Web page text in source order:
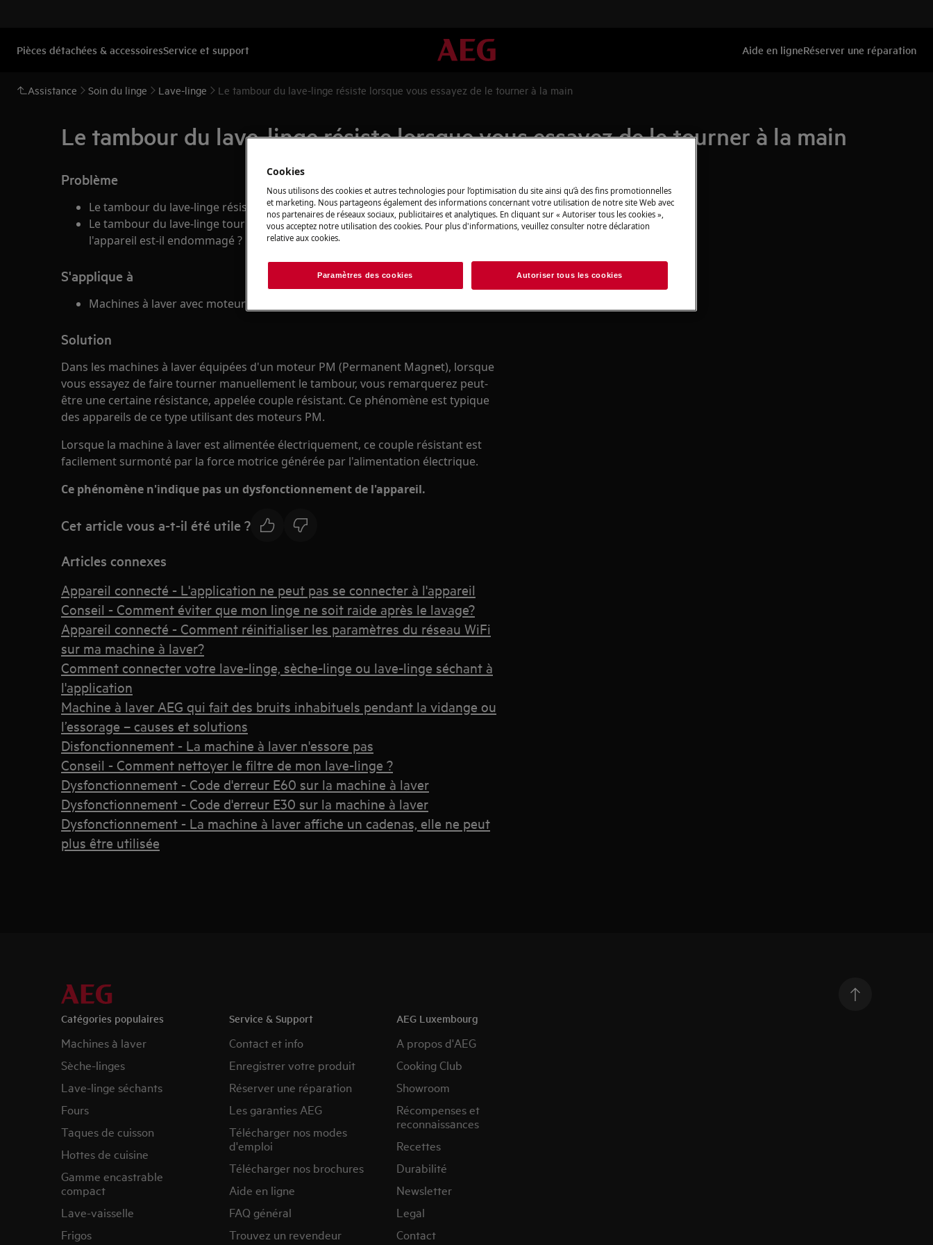
Pièces détachées & accessoiresService et support Aide en ligneRéserver une réparation
Assistance Soin du linge Lave-linge Le tambour du lave-linge résiste lorsque vous essayez de le tourner à la main
Le tambour du lave-linge résiste lorsque vous essayez de le tourner à la main
Problème
Le tambour du lave-linge résiste lorsque vous essayez de le tourner à la main
Le tambour du lave-linge tourne difficilement lorsqu'on le tourne à la main,
l'appareil est-il endommagé ?
S'applique à
Machines à laver avec moteur PM (Permanent Magnet)
Solution
Dans les machines à laver équipées d'un moteur PM (Permanent Magnet), lorsque
vous essayez de faire tourner manuellement le tambour, vous remarquerez peut-
être une certaine résistance, appelée couple résistant. Ce phénomène est typique
des appareils de ce type utilisant des moteurs PM.
Lorsque la machine à laver est alimentée électriquement, ce couple résistant est
facilement surmonté par la force motrice générée par l'alimentation électrique.
Ce phénomène n'indique pas un dysfonctionnement de l'appareil.
Cet article vous a-t-il été utile ?
Articles connexes
Appareil connecté - L'application ne peut pas se connecter à l'appareil
Conseil - Comment éviter que mon linge ne soit raide après le lavage?
Appareil connecté - Comment réinitialiser les paramètres du réseau WiFi
sur ma machine à laver?
Comment connecter votre lave-linge, sèche-linge ou lave-linge séchant à
l'application
Machine à laver AEG qui fait des bruits inhabituels pendant la vidange ou
l’essorage – causes et solutions
Disfonctionnement - La machine à laver n'essore pas
Conseil - Comment nettoyer le filtre de mon lave-linge ?
Dysfonctionnement - Code d'erreur E60 sur la machine à laver
Dysfonctionnement - Code d'erreur E30 sur la machine à laver
Dysfonctionnement - La machine à laver affiche un cadenas, elle ne peut
plus être utilisée
Catégories populaires
Machines à laver
Sèche-linges
Lave-linge séchants
Fours
Taques de cuisson
Hottes de cuisine
Gamme encastrable
compact
Lave-vaisselle
Frigos
Service & Support
Contact et info
Enregistrer votre produit
Réserver une réparation
Les garanties AEG
Télécharger nos modes
d'emploi
Télécharger nos brochures
Aide en ligne
FAQ général
Trouvez un revendeur
AEG Luxembourg
A propos d'AEG
Cooking Club
Showroom
Récompenses et
reconnaissances
Recettes
Durabilité
Newsletter
Legal
Contact
Cookies
Nous utilisons des cookies et autres technologies pour l’optimisation du site ainsi qu’à des fins promotionnelles
et marketing. Nous partageons également des informations concernant votre utilisation de notre site Web avec
nos partenaires de réseaux sociaux, publicitaires et analytiques. En cliquant sur « Autoriser tous les cookies »,
vous acceptez notre utilisation des cookies. Pour plus d'informations, veuillez consulter notre déclaration
relative aux cookies.
Paramètres des cookies Autoriser tous les cookies